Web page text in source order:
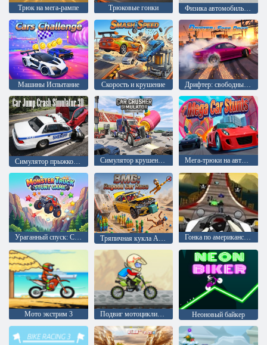
Трюк на мега-рампе Трюковые гонки Физика автомобильных аварий в 3D
Машины Испытание Скорость и крушение Дрифтер: свободный дрифт
Симулятор крушения машин Мега-трюки на автомобилях
Ураганный спуск: Сложный режим Гонка по американским горкам 2
Мото экстрим 3 Подвиг мотоциклистов Неоновый байкер